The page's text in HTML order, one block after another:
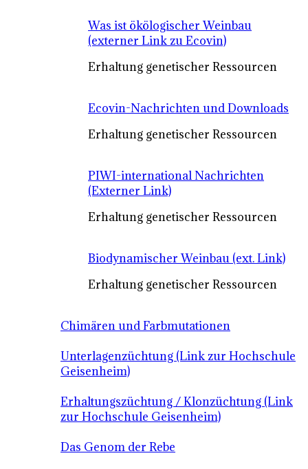
Was ist ökölogischer Weinbau
(externer Link zu Ecovin)
Erhaltung genetischer Ressourcen
Ecovin-Nachrichten und Downloads
Erhaltung genetischer Ressourcen
PIWI-international Nachrichten
(Externer Link)
Erhaltung genetischer Ressourcen
Biodynamischer Weinbau (ext. Link)
Erhaltung genetischer Ressourcen
Chimären und Farbmutationen
Unterlagenzüchtung (Link zur Hochschule
Geisenheim)
Erhaltungszüchtung / Klonzüchtung (Link
zur Hochschule Geisenheim)
Das Genom der Rebe